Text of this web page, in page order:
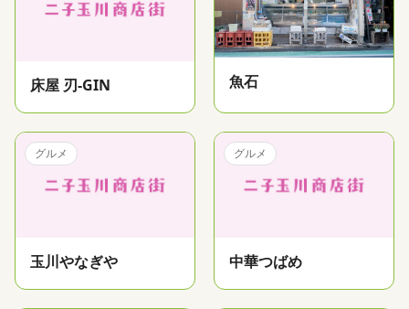
床屋 刃-GIN 魚石
グルメ
玉川やなぎや
グルメ
中華つばめ